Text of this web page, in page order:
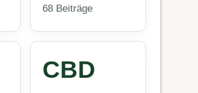
68 Beiträge
CBD